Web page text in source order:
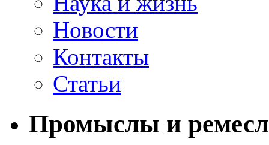
Новости
Контакты
Статьи
Промыслы и